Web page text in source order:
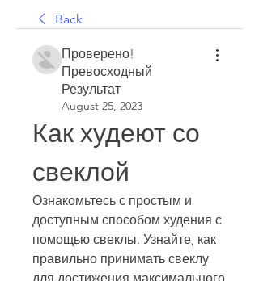
Back
Проверено!
Превосходный
Результат
August 25, 2023
Как худеют со
свеклой
Ознакомьтесь с простым и
доступным способом худения с
помощью свеклы. Узнайте, как
правильно принимать свеклу